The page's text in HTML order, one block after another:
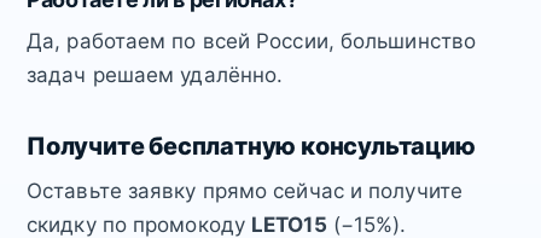
Да, работаем по всей России, большинство
задач решаем удалённо.
Получите бесплатную консультацию
Оставьте заявку прямо сейчас и получите
скидку по промокоду LETO15 (−15%).